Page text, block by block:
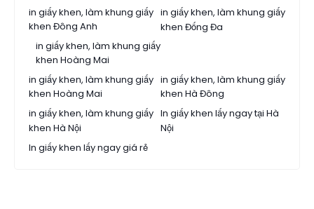
in giấy khen, làm khung giấy
khen Đống Đa
in giấy khen, làm khung giấy
khen Đông Anh
in giấy khen, làm khung giấy
khen Hoàng Mai
in giấy khen, làm khung giấy
khen Hoàng Mai
in giấy khen, làm khung giấy
khen Hà Đông
in giấy khen, làm khung giấy
khen Hà Nội
In giấy khen lấy ngay tại Hà
Nội
In giấy khen lấy ngay giá rẻ